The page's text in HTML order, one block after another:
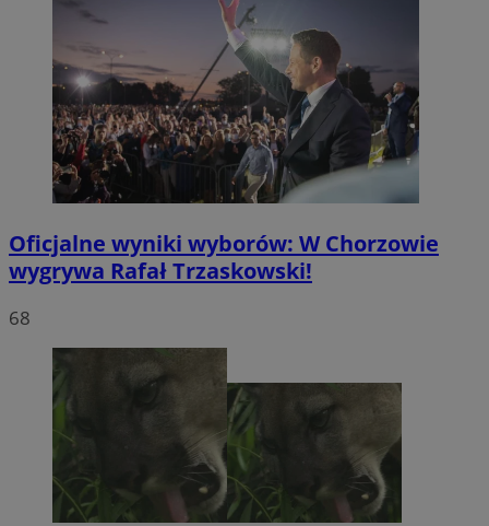
Oficjalne wyniki wyborów: W Chorzowie
wygrywa Rafał Trzaskowski!
68